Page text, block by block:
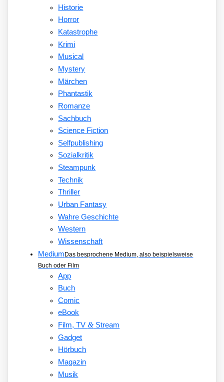
Historie
Horror
Katastrophe
Krimi
Musical
Mystery
Märchen
Phantastik
Romanze
Sachbuch
Science Fiction
Selfpublishing
Sozialkritik
Steampunk
Technik
Thriller
Urban Fantasy
Wahre Geschichte
Western
Wissenschaft
MediumDas besprochene Medium, also beispielsweise
Buch oder Film
App
Buch
Comic
eBook
Film, TV&Stream
Gadget
Hörbuch
Magazin
Musik